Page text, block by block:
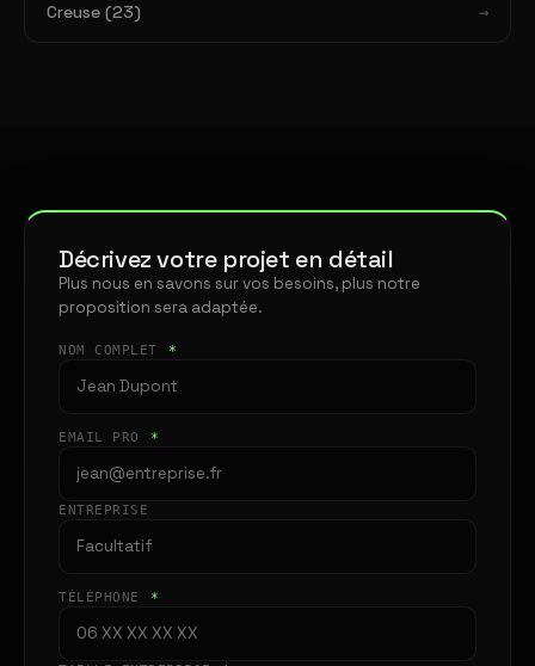
Creuse (23)
Décrivez votre projet en détail
Plus nous en savons sur vos besoins, plus notre
proposition sera adaptée.
NOM COMPLET *
EMAIL PRO *
ENTREPRISE
TÉLÉPHONE *